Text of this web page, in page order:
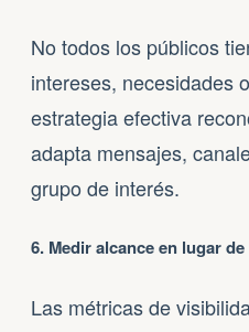
No todos los públicos
intereses, necesidades
estrategia efectiva
adapta mensajes,
grupo de interés.
6. Medir alcance en lugar
Las métricas de